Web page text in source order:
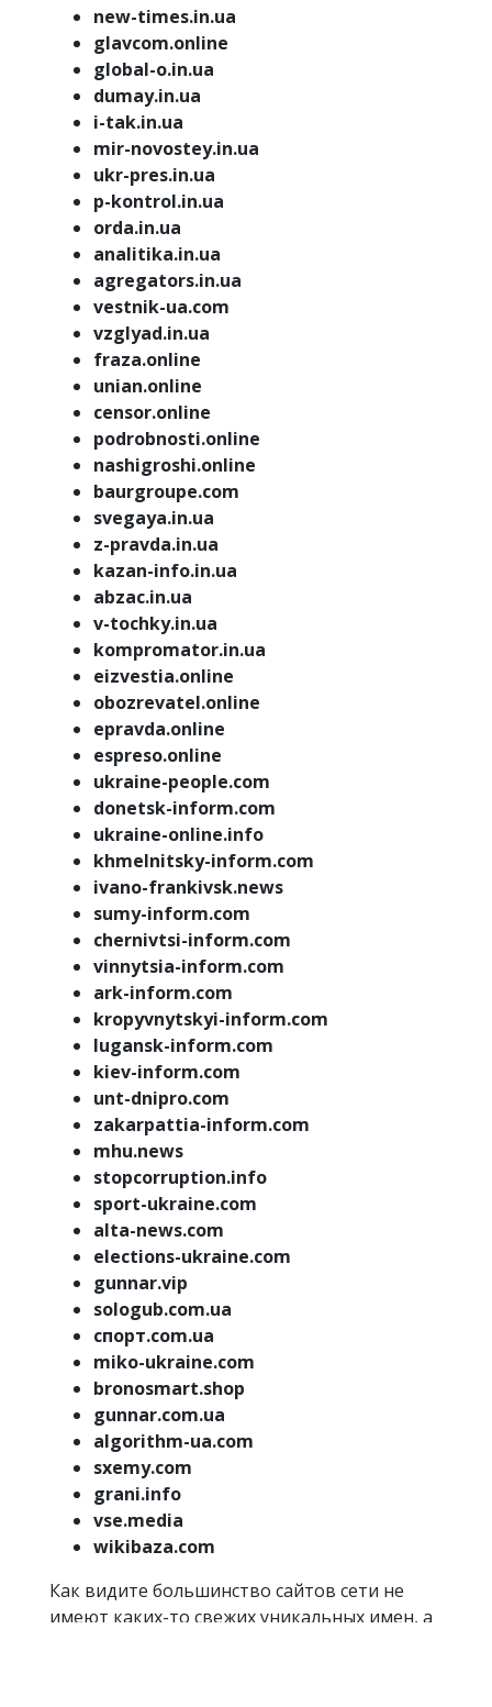
new-times.in.ua
glavcom.online
global-o.in.ua
dumay.in.ua
i-tak.in.ua
mir-novostey.in.ua
ukr-pres.in.ua
p-kontrol.in.ua
orda.in.ua
analitika.in.ua
agregators.in.ua
vestnik-ua.com
vzglyad.in.ua
fraza.online
unian.online
censor.online
podrobnosti.online
nashigroshi.online
baurgroupe.com
svegaya.in.ua
z-pravda.in.ua
kazan-info.in.ua
abzac.in.ua
v-tochky.in.ua
kompromator.in.ua
eizvestia.online
obozrevatel.online
epravda.online
espreso.online
ukraine-people.com
donetsk-inform.com
ukraine-online.info
khmelnitsky-inform.com
ivano-frankivsk.news
sumy-inform.com
chernivtsi-inform.com
vinnytsia-inform.com
ark-inform.com
kropyvnytskyi-inform.com
lugansk-inform.com
kiev-inform.com
unt-dnipro.com
zakarpattia-inform.com
mhu.news
stopcorruption.info
sport-ukraine.com
alta-news.com
elections-ukraine.com
gunnar.vip
sologub.com.ua
спорт.com.ua
miko-ukraine.com
bronosmart.shop
gunnar.com.ua
algorithm-ua.com
sxemy.com
grani.info
vse.media
wikibaza.com
Как видите большинство сайтов сети не
имеют каких-то свежих уникальных имен, а